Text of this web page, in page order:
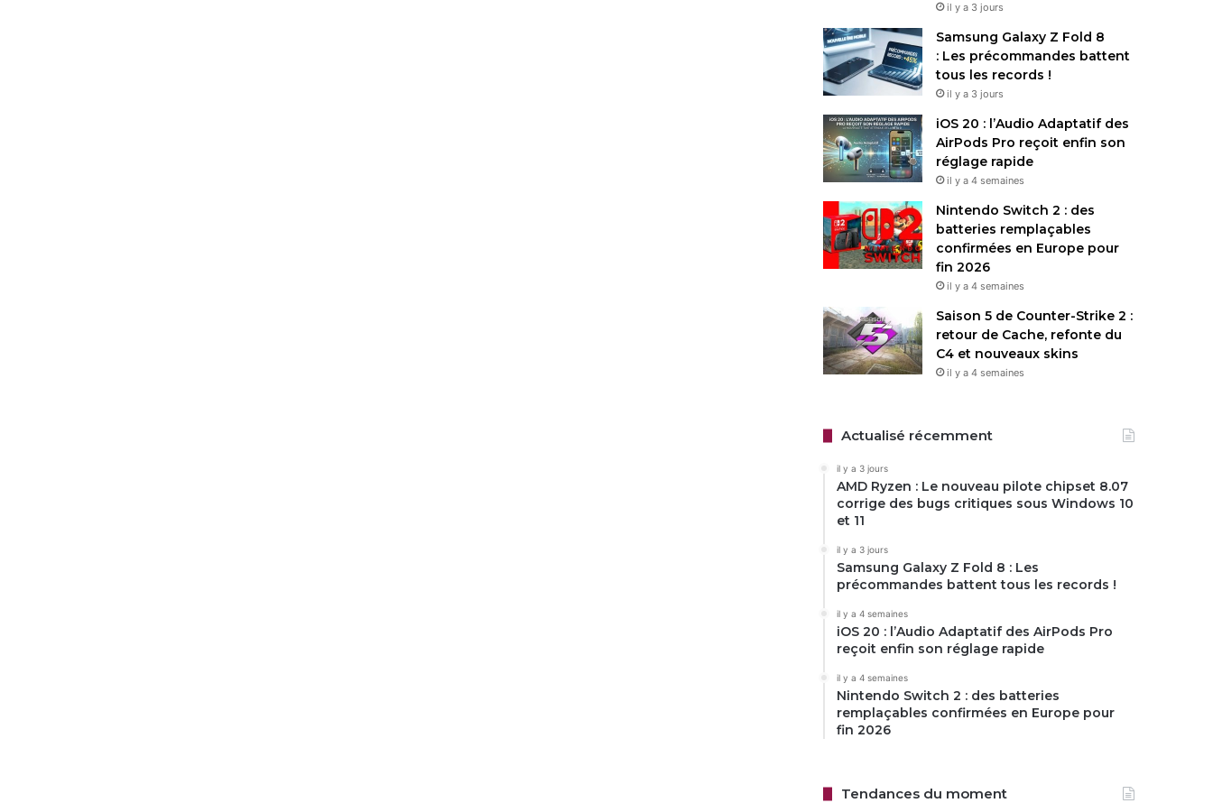
il y a 3 jours
Samsung Galaxy Z Fold 8
: Les précommandes battent
tous les records !
il y a 3 jours
iOS 20 : l’Audio Adaptatif des
AirPods Pro reçoit enfin son
réglage rapide
il y a 4 semaines
Nintendo Switch 2 : des
batteries remplaçables
confirmées en Europe pour
fin 2026
il y a 4 semaines
Saison 5 de Counter-Strike 2 :
retour de Cache, refonte du
C4 et nouveaux skins
il y a 4 semaines
Actualisé récemment
il y a 3 jours
AMD Ryzen : Le nouveau pilote chipset 8.07
corrige des bugs critiques sous Windows 10
et 11
il y a 3 jours
Samsung Galaxy Z Fold 8 : Les
précommandes battent tous les records !
il y a 4 semaines
iOS 20 : l’Audio Adaptatif des AirPods Pro
reçoit enfin son réglage rapide
il y a 4 semaines
Nintendo Switch 2 : des batteries
remplaçables confirmées en Europe pour
fin 2026
Tendances du moment